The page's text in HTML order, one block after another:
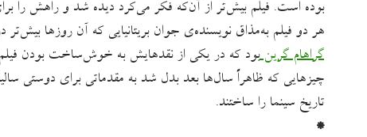
بوده است. فیلم بیش‌تر از آن‌‌که فکر می‌کرد دیده شد و راهش را
هر دو فیلم به‌مذاق نویسنده‌ی جوان بریتانیایی که آن روزها
گراهام گرینبود که در یکی از نقدهایش به خوش‌ساخت بودن
چیزهایی که ظاهراً سال‌ها بعد بدل شد به مقدماتی برای دوستی
تاریخ سینما را ساختند.
*